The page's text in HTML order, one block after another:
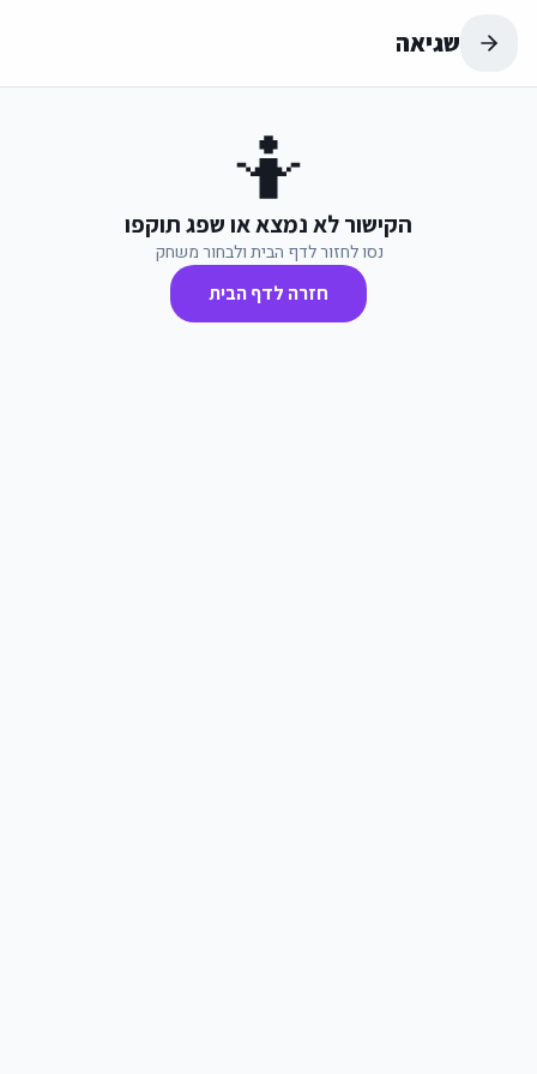
שגיאה
🤷
הקישור לא נמצא או שפג תוקפו
נסו לחזור לדף הבית ולבחור משחק
חזרה לדף הבית